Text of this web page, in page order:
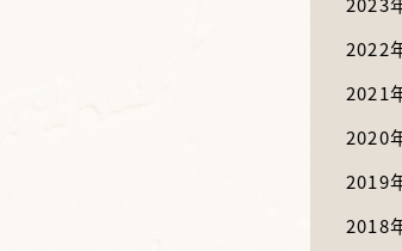
2022
2021
2020
2019
2018